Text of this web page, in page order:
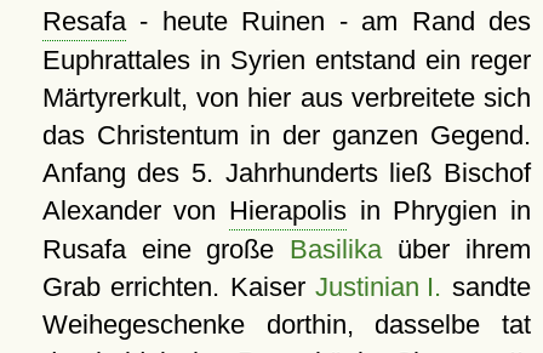
Resafa- heute Ruinen - am Rand des
Euphrattales in Syrien entstand ein reger
Märtyrerkult, von hier aus verbreitete sich
das Christentum in der ganzen Gegend.
Anfang des 5. Jahrhunderts ließ Bischof
Alexander von Hierapolis in Phrygien in
Rusafa eine große Basilika über ihrem
Grab errichten. KaiserJustinian I. sandte
Weihegeschenke dorthin, dasselbe tat